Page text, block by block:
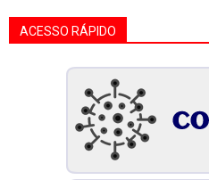
ACESSO RÁPIDO